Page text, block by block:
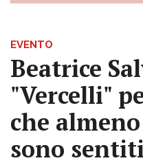
EVENTO
Beatrice
"Vercelli"
che
sono